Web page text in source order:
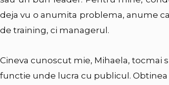
deja vu o anumita problema, anume
de training, ci managerul.
Cineva cunoscut mie, Mihaela, tocmai
functie unde lucra cu publicul.